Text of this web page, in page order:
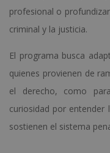
profesional o
criminal y la justicia.
El programa busca
quienes provienen de
el derecho, como
curiosidad por entender
sostienen el sistema